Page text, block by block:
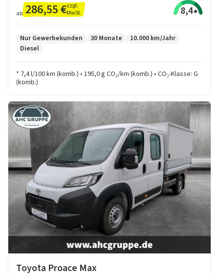
ab 286,55 €zzgl.
MwSt.
8,4
Nur Gewerbekunden 30 Monate
10.000 km/Jahr
Diesel
* 7,4 l/100 km (komb.) • 195,0 g CO₂/km (komb.) • CO₂-Klasse: G
(komb.)
Toyota Proace Max